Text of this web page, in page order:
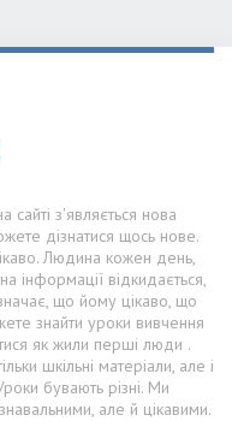
з'являється нова
дізнатися щось нове.
Людина кожен день,
інформації відкидається,
що йому цікаво, що
знайти уроки вивчення
як жили перші люди .
шкільні матеріали, але і
бувають різні. Ми
але й цікавими.